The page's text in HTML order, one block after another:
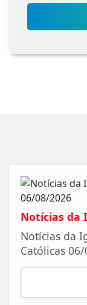
Notícias da
Notícias da
Católicas